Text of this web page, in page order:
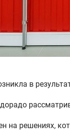
в
на решениях,